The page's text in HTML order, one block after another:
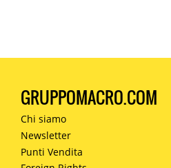
GRUPPOMACRO.COM
Chi siamo
Newsletter
Punti Vendita